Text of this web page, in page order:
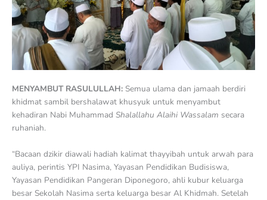
MENYAMBUT RASULULLAH: Semua ulama dan jamaah berdiri
khidmat sambil bershalawat khusyuk untuk menyambut
kehadiran Nabi Muhammad Shalallahu Alaihi Wassalam secara
ruhaniah.
“Bacaan dzikir diawali hadiah kalimat thayyibah untuk arwah para
auliya, perintis YPI Nasima, Yayasan Pendidikan Budisiswa,
Yayasan Pendidikan Pangeran Diponegoro, ahli kubur keluarga
besar Sekolah Nasima serta keluarga besar Al Khidmah. Setelah